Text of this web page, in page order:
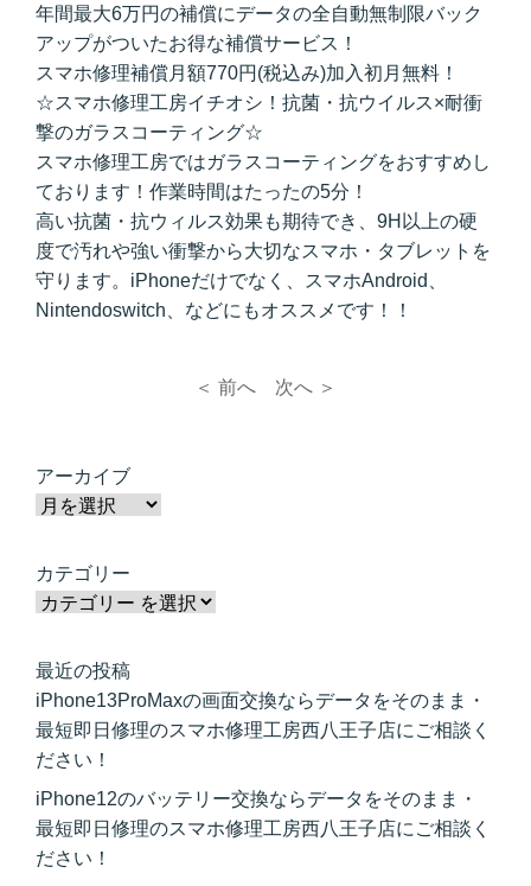
年間最大6万円の補償にデータの全自動無制限バック
アップがついたお得な補償サービス！
スマホ修理補償月額770円(税込み)加入初月無料！
☆スマホ修理工房イチオシ！抗菌・抗ウイルス×耐衝
撃のガラスコーティング☆
スマホ修理工房ではガラスコーティングをおすすめし
ております！作業時間はたったの5分！
高い抗菌・抗ウィルス効果も期待でき、9H以上の硬
度で汚れや強い衝撃から大切なスマホ・タブレットを
守ります。iPhoneだけでなく、スマホAndroid、
Nintendoswitch、などにもオススメです！！
＜ 前へ 次へ ＞
アーカイブ
カテゴリー
最近の投稿
iPhone13ProMaxの画面交換ならデータをそのまま・
最短即日修理のスマホ修理工房西八王子店にご相談く
ださい！
iPhone12のバッテリー交換ならデータをそのまま・
最短即日修理のスマホ修理工房西八王子店にご相談く
ださい！